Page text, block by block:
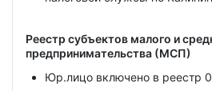
Реестр субъектов малого и
предпринимательства (МСП)
Юр.лицо включено в реестр